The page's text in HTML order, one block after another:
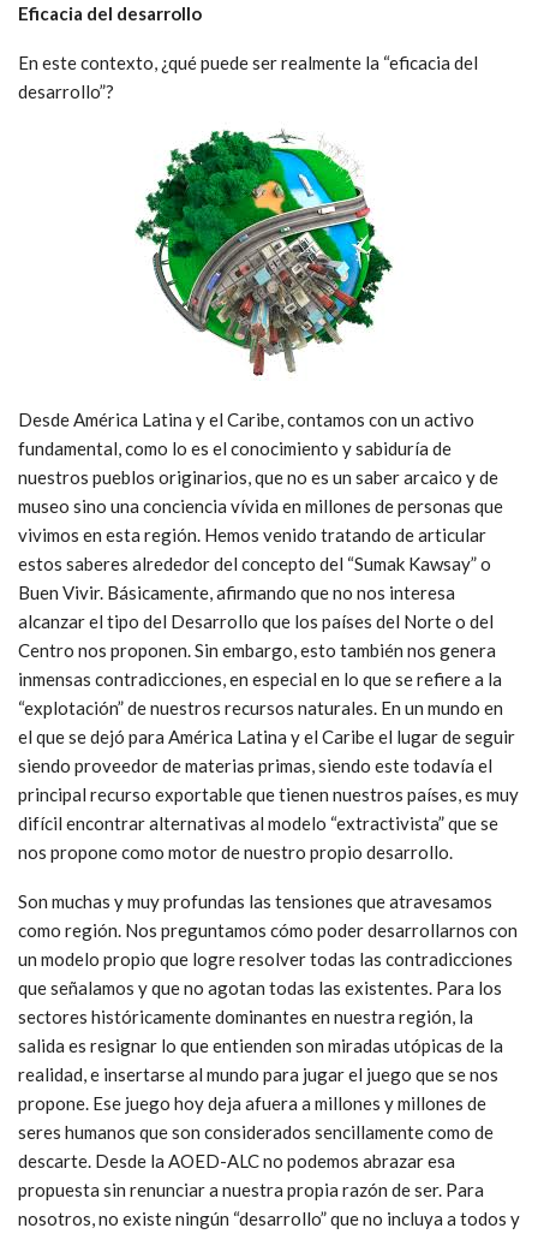
Eficacia del desarrollo
En este contexto, ¿qué puede ser realmente la “eficacia del
desarrollo”?
Desde América Latina y el Caribe, contamos con un activo
fundamental, como lo es el conocimiento y sabiduría de
nuestros pueblos originarios, que no es un saber arcaico y de
museo sino una conciencia vívida en millones de personas que
vivimos en esta región. Hemos venido tratando de articular
estos saberes alrededor del concepto del “Sumak Kawsay” o
Buen Vivir. Básicamente, afirmando que no nos interesa
alcanzar el tipo del Desarrollo que los países del Norte o del
Centro nos proponen. Sin embargo, esto también nos genera
inmensas contradicciones, en especial en lo que se refiere a la
“explotación” de nuestros recursos naturales. En un mundo en
el que se dejó para América Latina y el Caribe el lugar de seguir
siendo proveedor de materias primas, siendo este todavía el
principal recurso exportable que tienen nuestros países, es muy
difícil encontrar alternativas al modelo “extractivista” que se
nos propone como motor de nuestro propio desarrollo.
Son muchas y muy profundas las tensiones que atravesamos
como región. Nos preguntamos cómo poder desarrollarnos con
un modelo propio que logre resolver todas las contradicciones
que señalamos y que no agotan todas las existentes. Para los
sectores históricamente dominantes en nuestra región, la
salida es resignar lo que entienden son miradas utópicas de la
realidad, e insertarse al mundo para jugar el juego que se nos
propone. Ese juego hoy deja afuera a millones y millones de
seres humanos que son considerados sencillamente como de
descarte. Desde la AOED-ALC no podemos abrazar esa
propuesta sin renunciar a nuestra propia razón de ser. Para
nosotros, no existe ningún “desarrollo” que no incluya a todos y